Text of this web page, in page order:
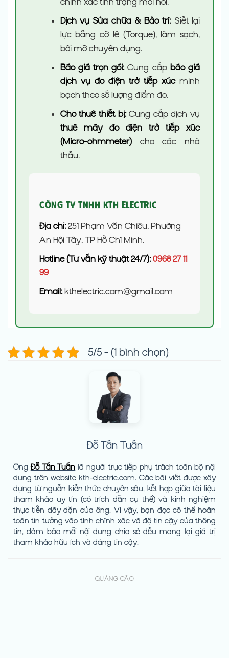
Dịch vụ Sửa chữa & Bảo trì:Siết lại
lực bằng cờ lê (Torque), làm sạch,
bôi mỡ chuyên dụng.
Báo giá trọn gói:Cung cấp báo giá
dịch vụ đo điện trở tiếp xúcminh
bạch theo số lượng điểm đo.
Cho thuê thiết bị:Cung cấp dịch vụ
thuê máy đo điện trở tiếp xúc
(Micro-ohmmeter)cho các nhà
thầu.
Công Ty TNHH KTH Electric
Địa chỉ:251 Phạm Văn Chiêu, Phường
An Hội Tây, TP Hồ Chí Minh.
Hotline (Tư vấn kỹ thuật 24/7): 0968 27 11
99
Email:kthelectric.com@gmail.com
5/5 - (1 bình chọn)
Đỗ Tấn Tuấn
ÔngĐỗ Tấn Tuấn là người trực tiếp phụ trách toàn bộ nội
dung trên website kth-electric.com. Các bài viết được xây
dựng từ nguồn kiến thức chuyên sâu, kết hợp giữa tài liệu
tham khảo uy tín (có trích dẫn cụ thể) và kinh nghiệm
thực tiễn dày dặn của ông. Vì vậy, bạn đọc có thể hoàn
toàn tin tưởng vào tính chính xác và độ tin cậy của thông
tin, đảm bảo mỗi nội dung chia sẻ đều mang lại giá trị
tham khảo hữu ích và đáng tin cậy.
QUẢNG CÁO